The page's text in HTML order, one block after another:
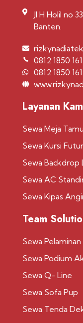
Jl H Holil no
Banten.
0812 1850
0812 1850
Layanan
Sewa Meja Tamu
Sewa Kursi
Sewa Backdrop
Sewa AC
Sewa Kipas
Team
Sewa Pelaminan
Sewa Podium
Sewa Q- Line
Sewa Sofa Pup
Sewa Tenda